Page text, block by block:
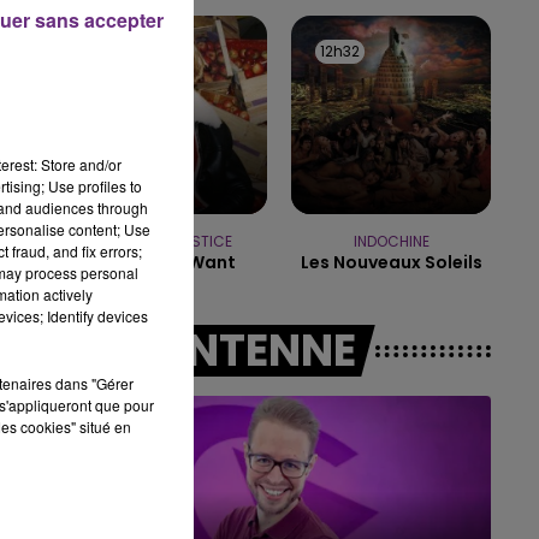
7h00 - 11h00
BEST OF
ANGELE & JUSTICE
What You Want
12h32
12h32
INDOCHINE
Les Nouveaux Soleils
A L'ANTENNE
Store and/or
Use profiles to
audiences through
content; Use
fraud, and fix errors;
process personal
actively
Identify devices
dans "Gérer
que pour
cookies" situé en
sans accepter